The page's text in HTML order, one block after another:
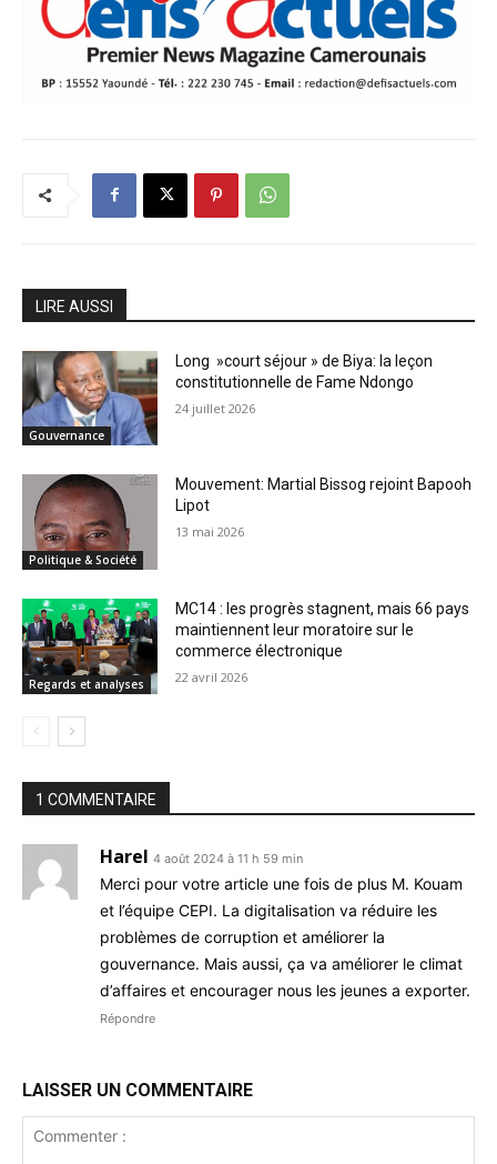
LIRE AUSSI
Gouvernance
Long »court séjour » de Biya: la leçon
constitutionnelle de Fame Ndongo
24 juillet 2026
Politique & Société
Mouvement: Martial Bissog rejoint Bapooh
Lipot
13 mai 2026
Regards et analyses
MC14 : les progrès stagnent, mais 66 pays
maintiennent leur moratoire sur le
commerce électronique
22 avril 2026
1 COMMENTAIRE
Harel 4 août 2024 à 11 h 59 min
Merci pour votre article une fois de plus M. Kouam
et l’équipe CEPI. La digitalisation va réduire les
problèmes de corruption et améliorer la
gouvernance. Mais aussi, ça va améliorer le climat
d’affaires et encourager nous les jeunes a exporter.
Répondre
LAISSER UN COMMENTAIRE